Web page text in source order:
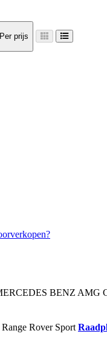
Per prijs